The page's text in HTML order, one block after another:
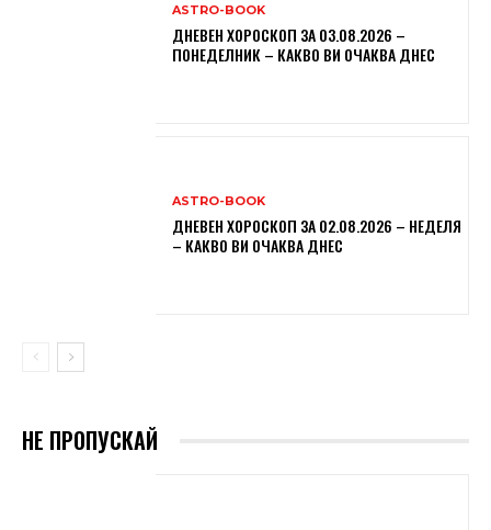
ASTRO-BOOK
ДНЕВЕН ХОРОСКОП ЗА 03.08.2026 –
ПОНЕДЕЛНИК – КАКВО ВИ ОЧАКВА ДНЕС
ASTRO-BOOK
ДНЕВЕН ХОРОСКОП ЗА 02.08.2026 – НЕДЕЛЯ
– КАКВО ВИ ОЧАКВА ДНЕС
НЕ ПРОПУСКАЙ